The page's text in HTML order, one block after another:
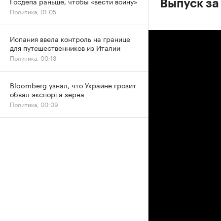
Выпуск
Политика, 01:05
Испания ввела контроль на границе
для путешественников из Италии
Политика, 00:13
Bloomberg узнал, что Украине грозит
обвал экспорта зерна
Политика, 00:09